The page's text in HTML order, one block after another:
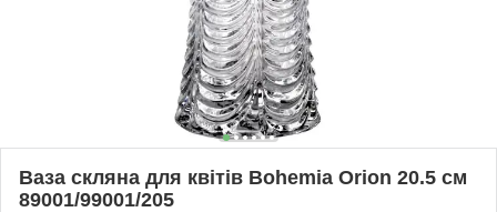
Ваза скляна для квітів Bohemia Orion 20.5 см
89001/99001/205